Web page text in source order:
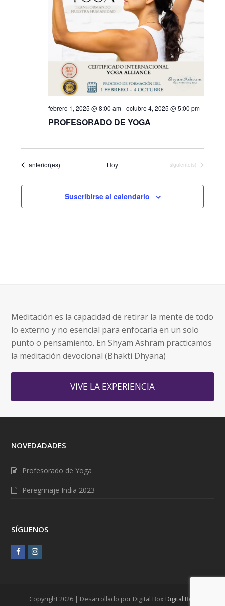
febrero 1, 2025 @ 8:00 am-octubre 4, 2025 @ 5:00 pm
PROFESORADO DE YOGA
Eventos
anterior(es) Hoy Eventos
siguiente(s)
Suscribirse al calendario
Meditación es la capacidad de retirar la mente de todo
lo externo y no esencial para enfocarla en un solo
punto o pensamiento. En Shyam Ashram practicamos
la meditación devocional (Bhakti Dhyana)
VIVE LA EXPERIENCIA
NOVEDADADES
Profesorado de Yoga
Peregrinaje India 2023
SÍGUENOS
F
I
Copyright 2026 | Desarrollado por Digital Box Digital Box